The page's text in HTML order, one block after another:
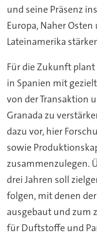
und seine Präsenz
Europa, Naher
Lateinamerika
Für die Zukunft
in Spanien mit
von der Transaktion
Granada zu
dazu vor, hier
sowie
zusammenzulegen.
drei Jahren soll
folgen, mit denen
ausgebaut und zum
für Duftstoffe und